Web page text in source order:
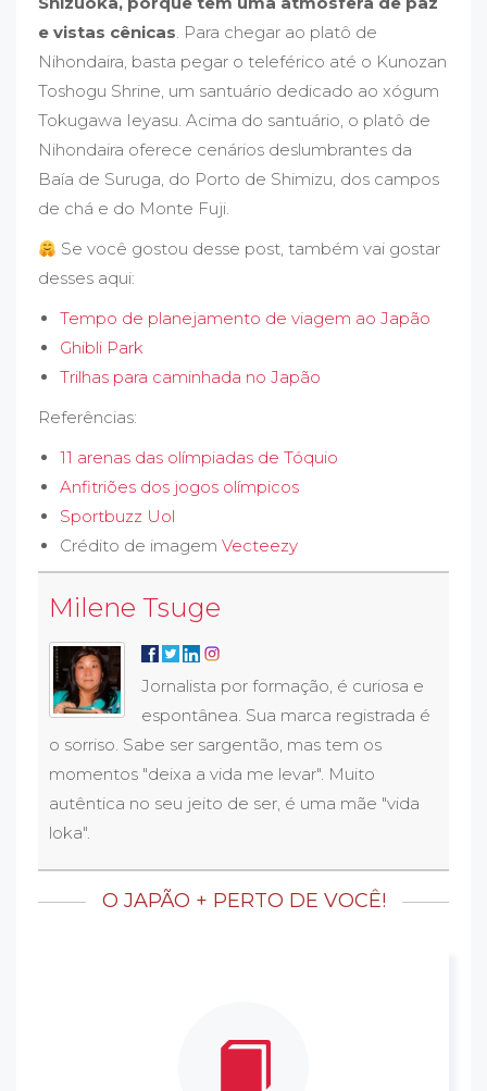
e vistas cênicas. Para chegar ao platô de
Nihondaira, basta pegar o teleférico até o Kunozan
Toshogu Shrine, um santuário dedicado ao xógum
Tokugawa Ieyasu. Acima do santuário, o platô de
Nihondaira oferece cenários deslumbrantes da
Baía de Suruga, do Porto de Shimizu, dos campos
de chá e do Monte Fuji.
Se você gostou desse post, também vai gostar
desses aqui:
Tempo de planejamento de viagem ao Japão
Ghibli Park
Trilhas para caminhada no Japão
Referências:
11 arenas das olímpiadas de Tóquio
Anfitriões dos jogos olímpicos
Sportbuzz Uol
Crédito de imagem Vecteezy
Milene Tsuge
Jornalista por formação, é curiosa e
espontânea. Sua marca registrada é
o sorriso. Sabe ser sargentão, mas tem os
momentos "deixa a vida me levar". Muito
autêntica no seu jeito de ser, é uma mãe "vida
loka".
O JAPÃO + PERTO DE VOCÊ!